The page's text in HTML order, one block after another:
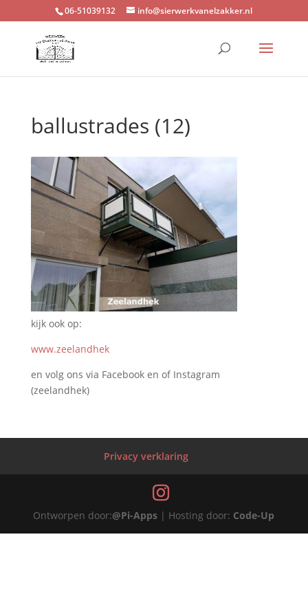
06-51039132 info@sierwerkvanelzakker.nl
ballustrades (12)
kijk ook op:
www.zeelandhek
en volg ons via Facebook en of Instagram
(zeelandhek)
Privacy verklaring
Ontworpen door:@Pi-Apps | Hosting door: Code-Up